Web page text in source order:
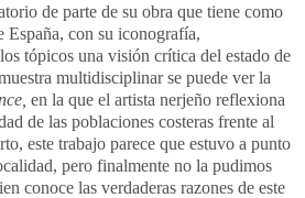
de parte de su obra que tiene como
España, con su iconografía,
tópicos una visión crítica del estado de
multidisciplinar se puede ver la
en la que el artista nerjeño reflexiona
de las poblaciones costeras frente al
este trabajo parece que estuvo a punto
pero finalmente no la pudimos
conoce las verdaderas razones de este